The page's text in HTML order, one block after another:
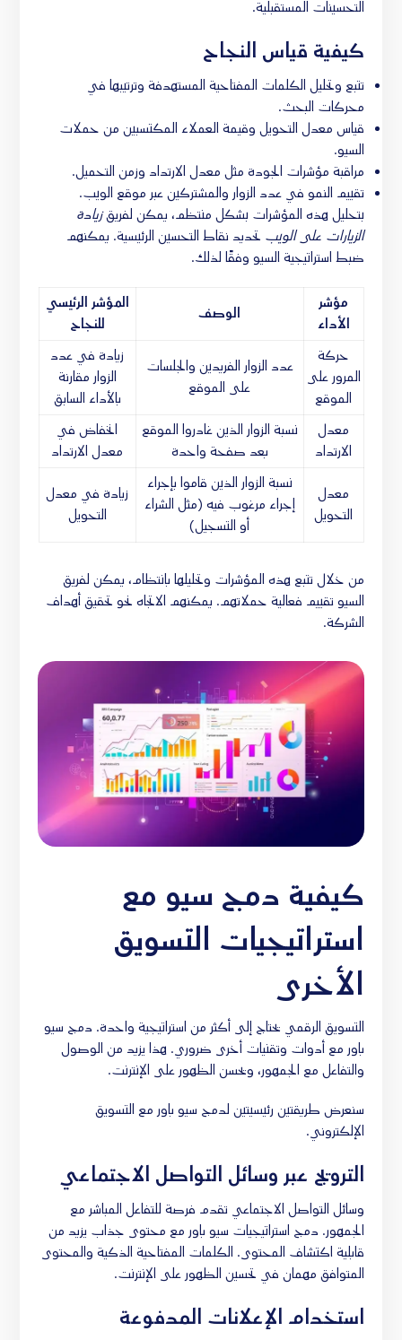
التحسينات المستقبلية.
كيفية قياس النجاح
تتبع وتحليل الكلمات المفتاحية المستهدفة وترتيبها في
محركات البحث.
قياس معدل التحويل وقيمة العملاء المكتسبين من حملات
السيو.
مراقبة مؤشرات الجودة مثل معدل الارتداد وزمن التحميل.
تقييم النمو في عدد الزوار والمشتركين عبر موقع الويب.
بتحليل هذه المؤشرات بشكل منتظم، يمكن لفريقزيادة
الزيارات على الويب تحديد نقاط التحسين الرئيسية. يمكنهم
ضبط استراتيجية السيو وفقًا لذلك.
مؤشر
الأداء
الوصف
المؤشر الرئيسي
للنجاح
حركة
المرور على
الموقع
عدد الزوار الفريدين والجلسات
على الموقع
زيادة في عدد
الزوار مقارنة
بالأداء السابق
معدل
الارتداد
نسبة الزوار الذين غادروا الموقع
بعد صفحة واحدة
انخفاض في
معدل الارتداد
معدل
التحويل
نسبة الزوار الذين قاموا بإجراء
إجراء مرغوب فيه (مثل الشراء
أو التسجيل)
زيادة في معدل
التحويل
من خلال تتبع هذه المؤشرات وتحليلها بانتظام، يمكن لفريق
السيو تقييم فعالية حملاتهم. يمكنهم الاتجاه نحو تحقيق أهداف
الشركة.
كيفية دمج سيو مع
استراتيجيات التسويق
الأخرى
التسويق الرقمي يحتاج إلى أكثر من استراتيجية واحدة. دمج سيو
باور مع أدوات وتقنيات أخرى ضروري. هذا يزيد من الوصول
والتفاعل مع الجمهور، ويحسن الظهور على الإنترنت.
سنعرض طريقتين رئيسيتين لدمج سيو باور مع التسويق
الإلكتروني.
الترويج عبر وسائل التواصل الاجتماعي
وسائل التواصل الاجتماعي تقدم فرصة للتفاعل المباشر مع
الجمهور. دمج استراتيجيات سيو باور مع محتوى جذاب يزيد من
قابلية اكتشاف المحتوى. الكلمات المفتاحية الذكية والمحتوى
المتوافق مهمان في تحسين الظهور على الإنترنت.
استخدام الإعلانات المدفوعة